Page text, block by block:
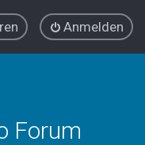
Anmelden
Forum